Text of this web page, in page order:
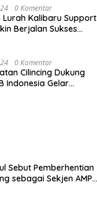
LBH JSB Indonesia
0 Komentar
Lurah Kalibaru Support
Berjalan Sukses
di Jakarta Utara
0 Komentar
Cilincing Dukung
Indonesia Gelar
Sebut Pemberhentian
sebagai Sekjen AMPI